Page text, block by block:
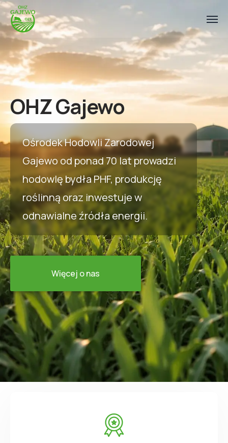
OHZ Gajewo
Ośrodek Hodowli Zarodowej
Gajewo od ponad 70 lat prowadzi
hodowlę bydła PHF, produkcję
roślinną oraz inwestuje w
odnawialne źródła energii.
Więcej o nas